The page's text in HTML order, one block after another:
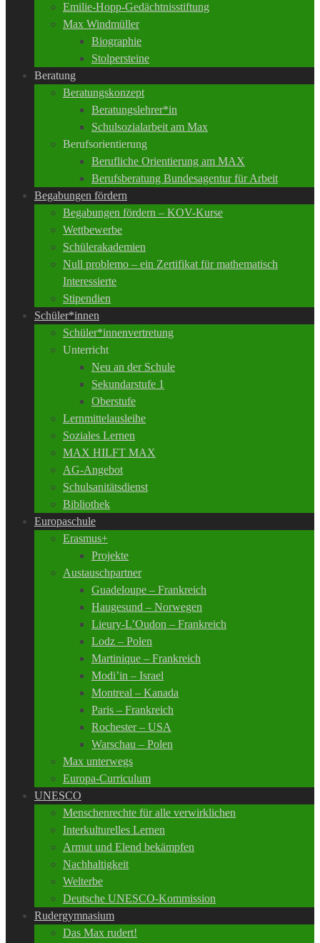
Emilie-Hopp-Gedächtnisstiftung
Max Windmüller
Biographie
Stolpersteine
Beratung
Beratungskonzept
Beratungslehrer*in
Schulsozialarbeit am Max
Berufsorientierung
Berufliche Orientierung am MAX
Berufsberatung Bundesagentur für Arbeit
Begabungen fördern
Begabungen fördern – KOV-Kurse
Wettbewerbe
Schülerakademien
Null problemo – ein Zertifikat für mathematisch
Interessierte
Stipendien
Schüler*innen
Schüler*innenvertretung
Unterricht
Neu an der Schule
Sekundarstufe 1
Oberstufe
Lernmittelausleihe
Soziales Lernen
MAX HILFT MAX
AG-Angebot
Schulsanitätsdienst
Bibliothek
Europaschule
Erasmus+
Projekte
Austauschpartner
Guadeloupe – Frankreich
Haugesund – Norwegen
Lieury-L’Oudon – Frankreich
Lodz – Polen
Martinique – Frankreich
Modi’in – Israel
Montreal – Kanada
Paris – Frankreich
Rochester – USA
Warschau – Polen
Max unterwegs
Europa-Curriculum
UNESCO
Menschenrechte für alle verwirklichen
Interkulturelles Lernen
Armut und Elend bekämpfen
Nachhaltigkeit
Welterbe
Deutsche UNESCO-Kommission
Rudergymnasium
Das Max rudert!